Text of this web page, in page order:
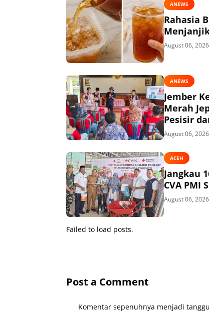
ANEWS
Rahasia
August 06, 2026
ANEWS
Jember
Merah
Pesisir
August 06, 2026
ACEH
Jangkau
CVA PMI
August 06, 2026
Failed to load posts.
Post a Comment
Komentar sepenuhnya menjadi